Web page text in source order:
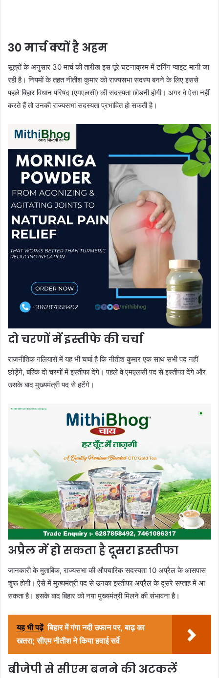
30 मार्च क्यों है अहम
सूत्रों के अनुसार 30 मार्च की तारीख इस पूरे घटनाक्रम में टर्निंग प्वाइंट मानी जा
रही है। नियमों के तहत नीतीश कुमार को राज्यसभा सदस्य बनने के लिए इससे
पहले बिहार विधान परिषद (एमएलसी) की सदस्यता छोड़नी होगी। अगर वे ऐसा नहीं
करते हैं तो उनकी राज्यसभा सदस्यता प्रभावित हो सकती है।
दो चरणों में इस्तीफे की चर्चा
राजनीतिक गलियारों में यह भी चर्चा है कि नीतीश कुमार एक साथ सभी पद नहीं
छोड़ेंगे, बल्कि दो चरणों में इस्तीफा देंगे। पहले वे एमएलसी पद से इस्तीफा देंगे और
उसके बाद मुख्यमंत्री पद से हटेंगे।
अप्रैल में हो सकता है दूसरा इस्तीफा
जानकारी के मुताबिक, राज्यसभा की औपचारिक सदस्यता 10 अप्रैल के आसपास
शुरू होगी। ऐसे में मुख्यमंत्री पद से उनका इस्तीफा अप्रैल के दूसरे सप्ताह में आ
सकता है। इसके बाद बिहार को नया मुख्यमंत्री मिलने की संभावना है।
यह भी पढ़ें बिहार में गंगा नदी उफान पर, बाढ़ का
खतरा; सीएम नीतीश ने किया हवाई सर्वे
बीजेपी से सीएम बनने की अटकलें